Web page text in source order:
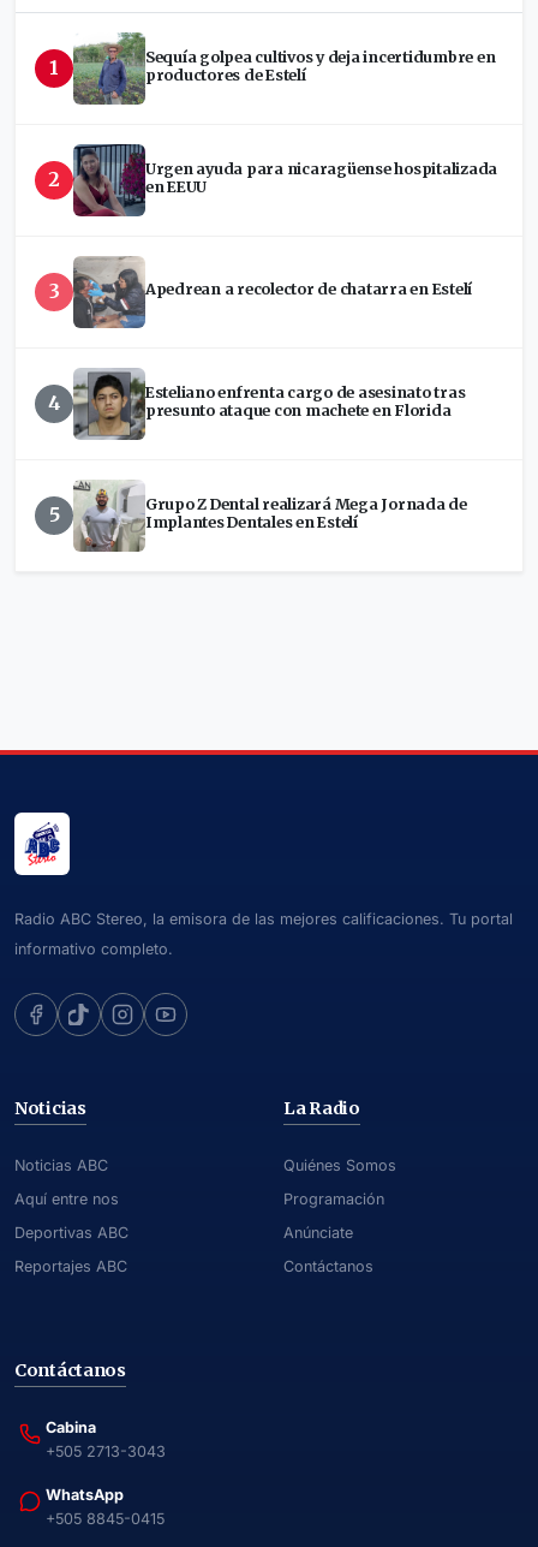
1
Sequía golpea cultivos y deja incertidumbre en
productores de Estelí
2
Urgen ayuda para nicaragüense hospitalizada
en EEUU
3 Apedrean a recolector de chatarra en Estelí
4
Esteliano enfrenta cargo de asesinato tras
presunto ataque con machete en Florida
5
Grupo Z Dental realizará Mega Jornada de
Implantes Dentales en Estelí
Radio ABC Stereo, la emisora de las mejores calificaciones. Tu portal
informativo completo.
Noticias
Noticias ABC
Aquí entre nos
Deportivas ABC
Reportajes ABC
La Radio
Quiénes Somos
Programación
Anúnciate
Contáctanos
Contáctanos
Cabina
+505 2713-3043
WhatsApp
+505 8845-0415